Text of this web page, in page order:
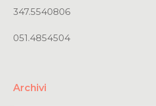
347.5540806
051.4854504
Archivi